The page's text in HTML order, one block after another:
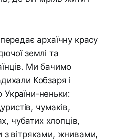
архаїчну красу
землі та
Ми бачимо
Кобзаря і
неньки:
чумаків,
чубатих хлопців,
з вітряками, жнивами,